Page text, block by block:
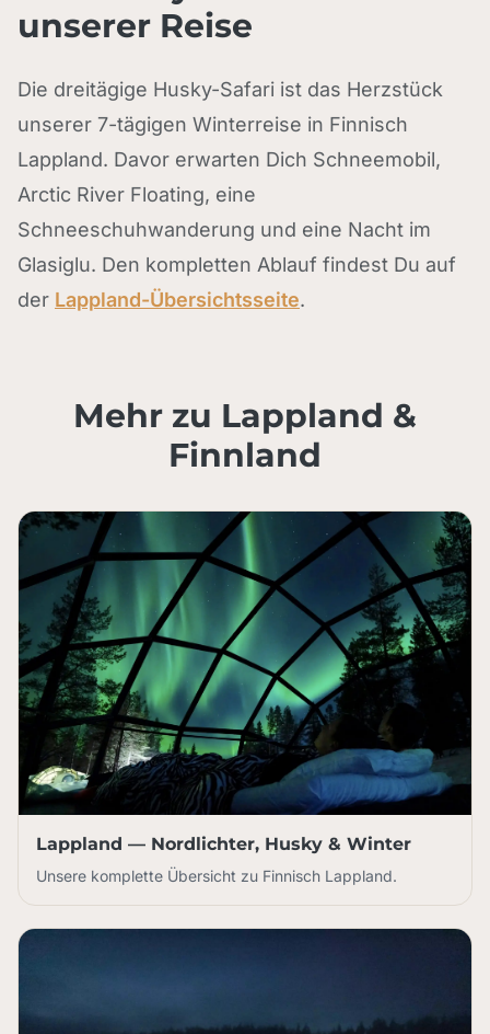
unserer Reise
Die dreitägige Husky-Safari ist das Herzstück
unserer 7-tägigen Winterreise in Finnisch
Lappland. Davor erwarten Dich Schneemobil,
Arctic River Floating, eine
Schneeschuhwanderung und eine Nacht im
Glasiglu. Den kompletten Ablauf findest Du auf
der Lappland-Übersichtsseite.
Mehr zu Lappland &
Finnland
Lappland — Nordlichter, Husky & Winter
Unsere komplette Übersicht zu Finnisch Lappland.